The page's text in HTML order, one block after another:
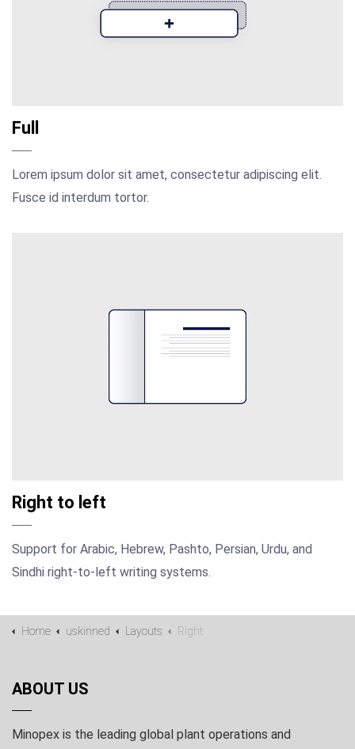
Full
Lorem ipsum dolor sit amet, consectetur adipiscing elit.
Fusce id interdum tortor.
Right to left
Support for Arabic, Hebrew, Pashto, Persian, Urdu, and
Sindhi right-to-left writing systems.
Home uskinned Layouts Right
ABOUT US
Minopex is the leading global plant operations and